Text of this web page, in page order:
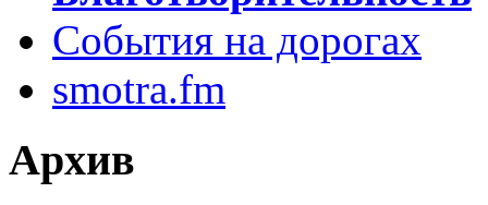
События на дорогах
smotra.fm
Архив